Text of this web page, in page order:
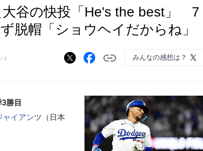
谷の快投「He's the best」 7
脱帽「ショウヘイだからね」
ト みんなの感想は？
勝目
ャイアンツ（日本